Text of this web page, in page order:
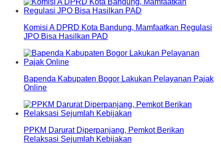
Komisi A DPRD Kota Bandung, Mamfaatkan Regulasi
JPO Bisa Hasilkan PAD
Bapenda Kabupaten Bogor Lakukan Pelayanan Pajak
Online
PPKM Darurat Diperpanjang, Pemkot Berikan
Relaksasi Sejumlah Kebijakan